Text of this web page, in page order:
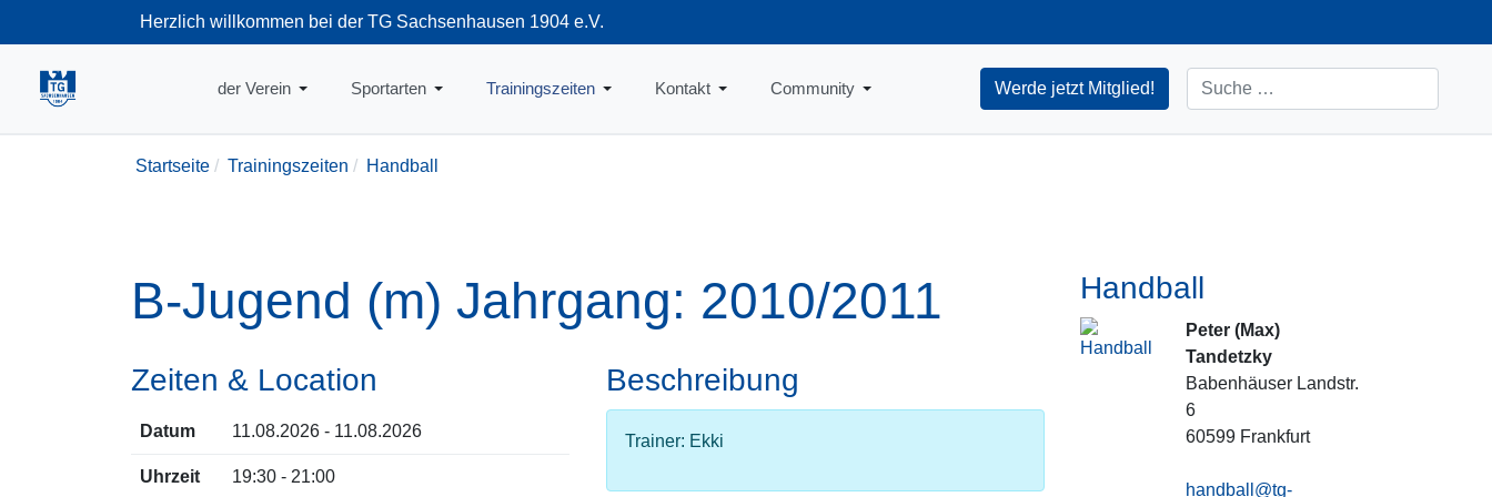
Herzlich willkommen bei der TG Sachsenhausen 1904 e.V.
+49-69-66374712
der Verein Sportarten Trainingszeiten Kontakt Community Werde jetzt Mitglied! Suchen
Startseite Trainingszeiten Handball
B-Jugend (m) Jahrgang: 2010/2011
Zeiten & Location
Datum 11.08.2026 - 11.08.2026
Uhrzeit 19:30 - 21:00
Beschreibung
Trainer: Ekki
Handball
Peter (Max)
Tandetzky
Babenhäuser Landstr.
6
60599 Frankfurt
handball@tg-